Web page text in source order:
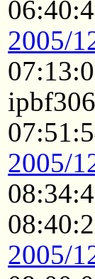
2005/
2005/
2005/